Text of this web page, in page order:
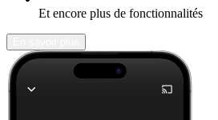
Et encore plus de fonctionnalités